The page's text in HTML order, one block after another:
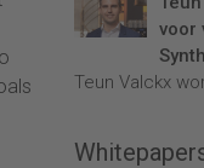
voor
Teun Valckx